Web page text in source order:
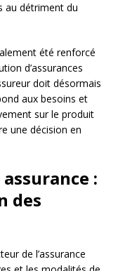
au détriment du
été renforcé
d’assurances
doit désormais
aux besoins et
sur le produit
une décision en
:
des
de l’assurance